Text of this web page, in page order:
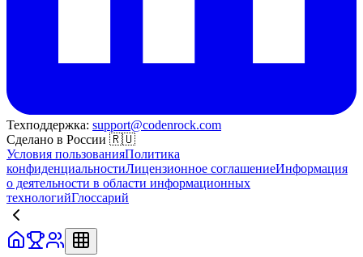
Техподдержка: support@codenrock.com
Сделано в России 🇷🇺
Условия пользованияПолитика
конфиденциальностиЛицензионное соглашениеИнформация
о деятельности в области информационных
технологийГлоссарий